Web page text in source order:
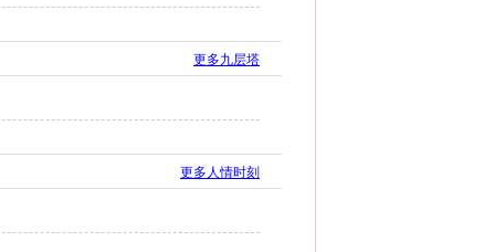
更多九层塔
更多人情时刻